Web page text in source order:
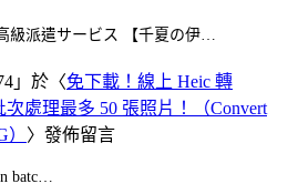
級派遣サービス 【千夏の伊…
」於〈免下載！線上 Heic 轉
次處理最多 50 張照片！（Convert
〉發佈留言
batc…